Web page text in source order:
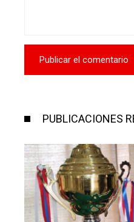
PUBLICACIONES